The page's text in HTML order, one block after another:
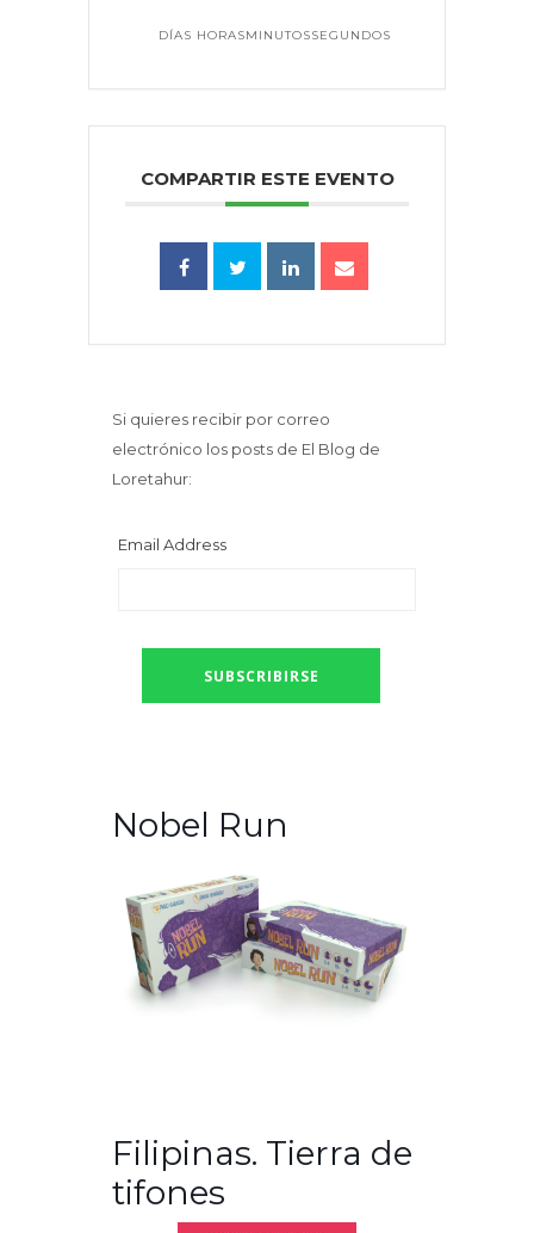
DÍAS HORASMINUTOSSEGUNDOS
COMPARTIR ESTE EVENTO
Si quieres recibir por correo
electrónico los posts de El Blog de
Loretahur:
Email Address
Nobel Run
Filipinas. Tierra de
tifones